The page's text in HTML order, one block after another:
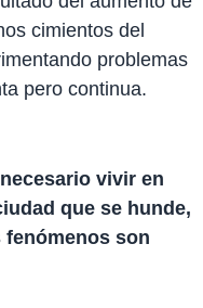
cimientos del
problemas
pero continua.
vivir en
que se hunde,
son